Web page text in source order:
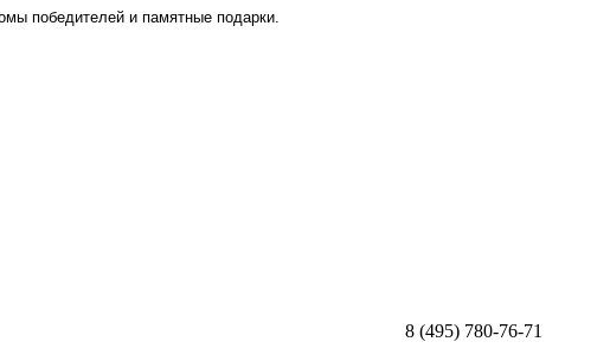
победителей и памятные подарки.
8 (495) 780-76-71